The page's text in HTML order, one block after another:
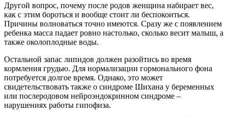
Другой вопрос, почему после родов женщина набирает вес,
как с этим бороться и вообще стоит ли беспокоиться.
Причины волноваться точно имеются. Сразу же с появлением
ребенка масса падает ровно настолько, сколько весит малыш, а
также околоплодные воды.
Остальной запас липидов должен разойтись во время
кормления грудью. Для нормализации гормонального фона
потребуется долгое время. Однако, это может
свидетельствовать также о синдроме Шихана у беременных
или послеродовом нейроэндокринном синдроме –
нарушениях работы гипофиза.